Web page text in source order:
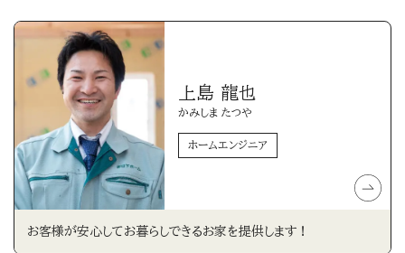
上島 龍也
かみしま たつや
ホームエンジニア
お客様が安心してお暮らしできるお家を提供します！